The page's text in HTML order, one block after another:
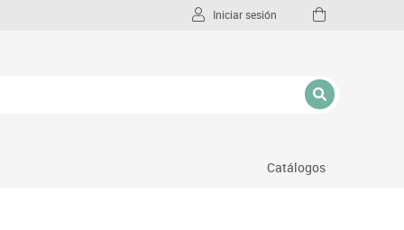
Iniciar sesión
Catálogos